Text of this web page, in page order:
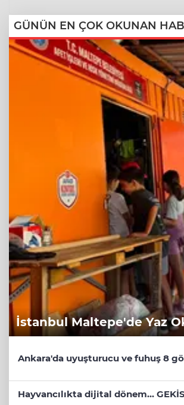
GÜNÜN EN ÇOK OKUNAN
İstanbul Maltepe'de Yaz
Ankara'da uyuşturucu ve fuhuş 8
Hayvancılıkta dijital dönem...